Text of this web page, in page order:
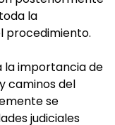
la
procedimiento.
la importancia de
caminos del
se
judiciales